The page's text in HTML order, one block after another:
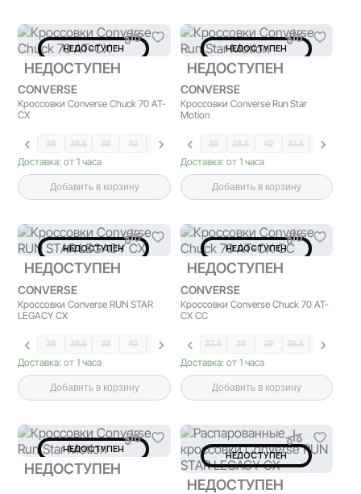
НЕДОСТУПЕН
НЕДОСТУПЕН
CONVERSE
Кроссовки Converse Chuck 70 AT-
CX
38 38.5 39 40 40.5 41
Доставка: от 1 часа
Добавить в корзину
НЕДОСТУПЕН
НЕДОСТУПЕН
CONVERSE
Кроссовки Converse Run Star
Motion
38 38.5 40 40.5 41
Доставка: от 1 часа
Добавить в корзину
НЕДОСТУПЕН
НЕДОСТУПЕН
CONVERSE
Кроссовки Converse RUN STAR
LEGACY CX
38 38.5 39 40 40.5 41
Доставка: от 1 часа
Добавить в корзину
НЕДОСТУПЕН
НЕДОСТУПЕН
CONVERSE
Кроссовки Converse Chuck 70 AT-
CX CC
37.5 38 39 39.5 40
Доставка: от 1 часа
Добавить в корзину
НЕДОСТУПЕН
НЕДОСТУПЕН
НЕДОСТУПЕН
НЕДОСТУПЕН